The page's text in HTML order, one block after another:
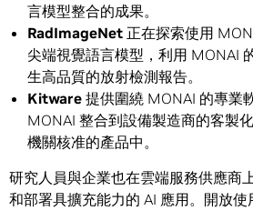
言模型整合的成果。
RadImageNet 正在探索使用
尖端視覺語言模型，利用 MONAI
生高品質的放射檢測報告。
Kitware 提供圍繞 MONAI 的專業
MONAI 整合到設備製造商的客製
機關核准的產品中。
研究人員與企業也在雲端服務供應商
和部署具擴充能力的 AI 應用。開放